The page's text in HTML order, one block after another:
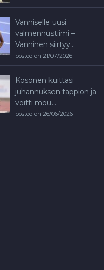
Vanniselle uusi
valmennustiimi –
Vanninen siirtyy...
posted on 21/07/2026
Kosonen kuittasi
juhannuksen tappion ja
voitti mou...
posted on 26/06/2026